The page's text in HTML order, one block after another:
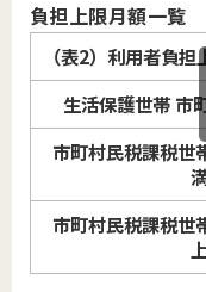
負担上限月額一覧
（表2）利用者負担
生活保護世帯 市
市町村民税課税世
市町村民税課税世